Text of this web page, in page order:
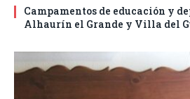
Campamentos de educación y
Alhaurín el Grande y Villa del